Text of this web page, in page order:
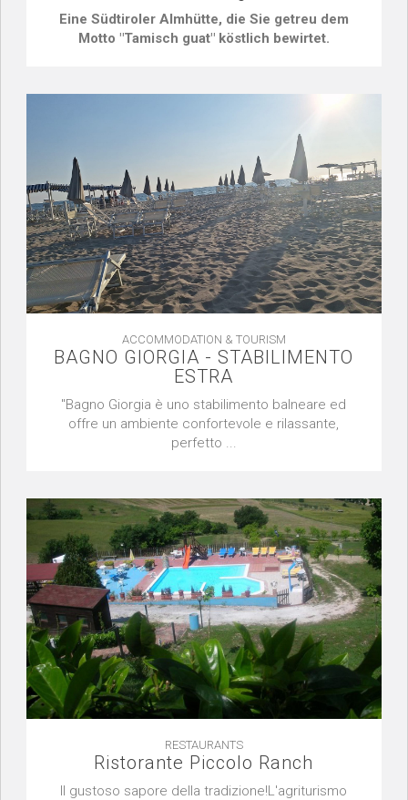
Eine Südtiroler Almhütte, die Sie getreu dem
Motto "Tamisch guat" köstlich bewirtet.
ACCOMMODATION & TOURISM
BAGNO GIORGIA - STABILIMENTO
ESTRA
"Bagno Giorgia è uno stabilimento balneare ed
offre un ambiente confortevole e rilassante,
perfetto ...
RESTAURANTS
Ristorante Piccolo Ranch
Il gustoso sapore della tradizione!L'agriturismo